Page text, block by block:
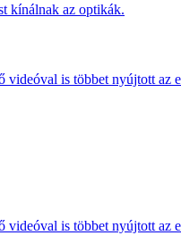
kínálnak az optikák.
videóval is többet nyújtott az
videóval is többet nyújtott az